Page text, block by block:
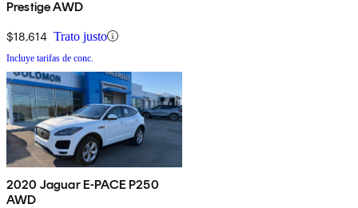
Prestige AWD
$18,614 Trato justo
Incluye tarifas de conc.
2020 Jaguar E-PACE P250
AWD